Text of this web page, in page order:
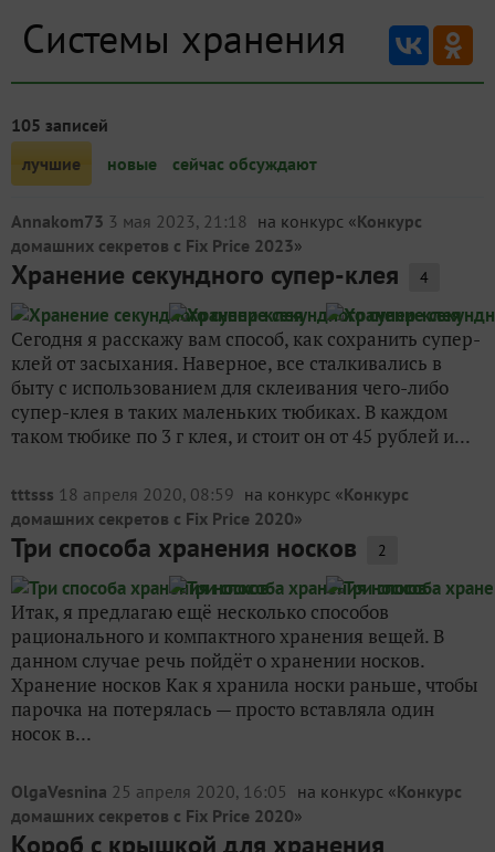
Системы хранения
105 записей
лучшие
новые сейчас обсуждают
Annakom73 3 мая 2023, 21:18 на конкурс «Конкурс
домашних секретов с Fix Price 2023»
Хранение секундного супер-клея 4
Сегодня я расскажу вам способ, как сохранить супер-
клей от засыхания. Наверное, все сталкивались в
быту с использованием для склеивания чего-либо
супер-клея в таких маленьких тюбиках. В каждом
таком тюбике по 3 г клея, и стоит он от 45 рублей и...
tttsss 18 апреля 2020, 08:59 на конкурс «Конкурс
домашних секретов с Fix Price 2020»
Три способа хранения носков 2
Итак, я предлагаю ещё несколько способов
рационального и компактного хранения вещей. В
данном случае речь пойдёт о хранении носков.
Хранение носков Как я хранила носки раньше, чтобы
парочка на потерялась — просто вставляла один
носок в...
OlgaVesnina 25 апреля 2020, 16:05 на конкурс «Конкурс
домашних секретов с Fix Price 2020»
Короб с крышкой для хранения